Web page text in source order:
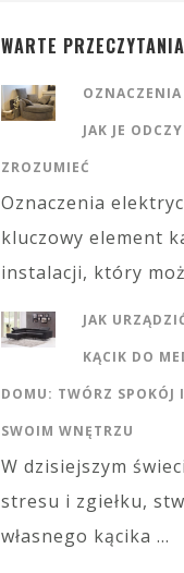
WARTE PRZECZYTANIA
OZNACZENIA
JAK JE
ZROZUMIEĆ
Oznaczenia
kluczowy element
instalacji, który
JAK
KĄCIK DO
DOMU: TWÓRZ SPOKÓJ
SWOIM WNĘTRZU
W dzisiejszym
stresu i zgiełku,
własnego kącika …